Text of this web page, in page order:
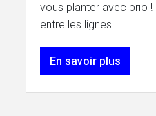
vous planter avec brio !
entre les lignes…
En savoir plus